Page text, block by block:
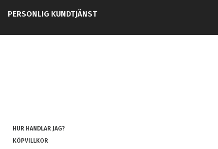
PERSONLIG KUNDTJÄNST
HUR HANDLAR JAG?
KÖPVILLKOR